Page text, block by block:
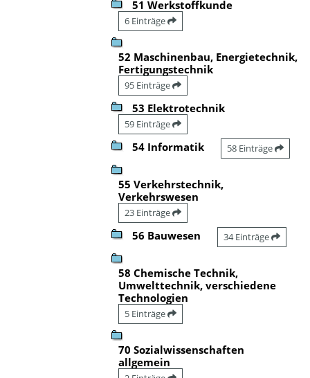
51 Werkstoffkunde
6 Einträge
52 Maschinenbau, Energietechnik,
Fertigungstechnik
95 Einträge
53 Elektrotechnik
59 Einträge
54 Informatik 58 Einträge
55 Verkehrstechnik,
Verkehrswesen
23 Einträge
56 Bauwesen 34 Einträge
58 Chemische Technik,
Umwelttechnik, verschiedene
Technologien
5 Einträge
70 Sozialwissenschaften
allgemein